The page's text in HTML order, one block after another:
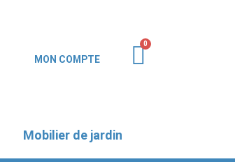
MON COMPTE
Mobilier de jardin